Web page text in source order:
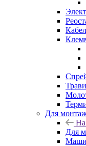
Для
Для